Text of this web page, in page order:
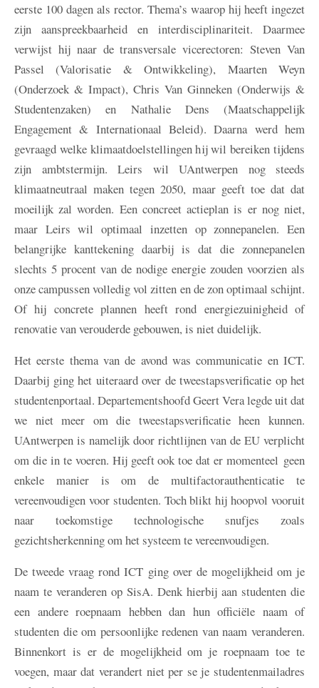
eerste 100 dagen als rector. Thema’s waarop hij heeft ingezet
zijn aanspreekbaarheid en interdisciplinariteit. Daarmee
verwijst hij naar de transversale vicerectoren: Steven Van
Passel (Valorisatie & Ontwikkeling), Maarten Weyn
(Onderzoek & Impact), Chris Van Ginneken (Onderwijs &
Studentenzaken) en Nathalie Dens (Maatschappelijk
Engagement & Internationaal Beleid). Daarna werd hem
gevraagd welke klimaatdoelstellingen hij wil bereiken tijdens
zijn ambtstermijn. Leirs wil UAntwerpen nog steeds
klimaatneutraal maken tegen 2050, maar geeft toe dat dat
moeilijk zal worden. Een concreet actieplan is er nog niet,
maar Leirs wil optimaal inzetten op zonnepanelen. Een
belangrijke kanttekening daarbij is dat die zonnepanelen
slechts 5 procent van de nodige energie zouden voorzien als
onze campussen volledig vol zitten en de zon optimaal schijnt.
Of hij concrete plannen heeft rond energiezuinigheid of
renovatie van verouderde gebouwen, is niet duidelijk.
Het eerste thema van de avond was communicatie en ICT.
Daarbij ging het uiteraard over de tweestapsverificatie op het
studentenportaal. Departementshoofd Geert Vera legde uit dat
we niet meer om die tweestapsverificatie heen kunnen.
UAntwerpen is namelijk door richtlijnen van de EU verplicht
om die in te voeren. Hij geeft ook toe dat er momenteel geen
enkele manier is om de multifactorauthenticatie te
vereenvoudigen voor studenten. Toch blikt hij hoopvol vooruit
naar toekomstige technologische snufjes zoals
gezichtsherkenning om het systeem te vereenvoudigen.
De tweede vraag rond ICT ging over de mogelijkheid om je
naam te veranderen op SisA. Denk hierbij aan studenten die
een andere roepnaam hebben dan hun officiële naam of
studenten die om persoonlijke redenen van naam veranderen.
Binnenkort is er de mogelijkheid om je roepnaam toe te
voegen, maar dat verandert niet per se je studentenmailadres